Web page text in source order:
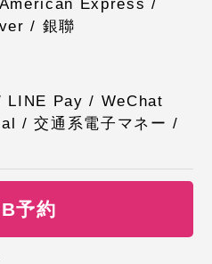
Express /
/ 銀聯
LINE Pay / WeChat
/ 交通系電子マネー /
予約